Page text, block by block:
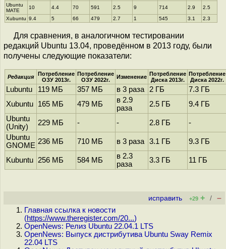
Ubuntu
MATE
10 4.4 70 591 2.5 9 714 2.9
2.5
Xubuntu 9.4 5 66 479 2.7 1 545 3.1 2.3
Для сравнения, в аналогичном тестировании
редакций Ubuntu 13.04, проведённом в 2013 году, были
получены следующие показатели:
Редакция
Потребление
ОЗУ 2013г.
Потребление
ОЗУ 2022г.
Изменение Потребление
Диска 2013г.
Потребление
Диска 2022г.
Lubuntu 119 МБ 357 МБ в 3 раза 2 ГБ
7.3 ГБ
Xubuntu
165 МБ 479 МБ
в 2.9
раза
2.5 ГБ
9.4 ГБ
Ubuntu
(Unity)
229 МБ - - 2.8 ГБ
-
Ubuntu
GNOME 236 МБ 710 МБ в 3 раза 3.1 ГБ 9.3 ГБ
Kubuntu 256 МБ 584 МБ
в 2.3
раза
3.3 ГБ 11 ГБ
исправить +29 + / –
Главная ссылка к новости
(https://www.theregister.com/20...)
OpenNews: Релиз Ubuntu 22.04.1 LTS
OpenNews: Выпуск дистрибутива Ubuntu Sway Remix
22.04 LTS